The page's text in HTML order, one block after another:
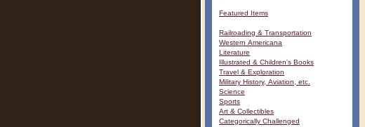
Featured Items
Railroading & Transportation
Western Americana
Literature
Illustrated & Children's Books
Travel & Exploration
Military History, Aviation, etc.
Science
Sports
Art & Collectibles
Categorically Challenged